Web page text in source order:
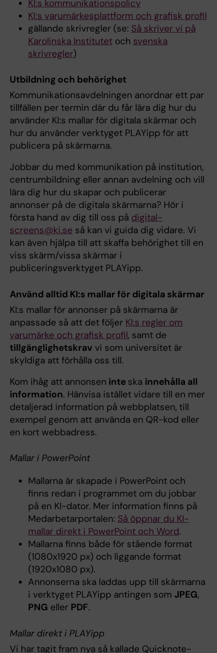
KI:s kommunikationspolicy
KI:s varumärkesplattform och grafisk profil
gällande skrivregler (se: Så skriver vi på
Karolinska Institutetoch svenska
skrivregler)
Utbildning och behörighet
Kommunikationsavdelningen anordnar ett par
tillfällen per termin där du får lära dig hur du
använder KI:s mallar för digitala skärmar och
hur du använder verktyget PLAYipp för att
publicera på skärmarna.
Jobbar du med kommunikation på institution,
centrumbildning eller annan avdelning och vill
lära dig hur du skapar och publicerar
annonser på de digitala skärmarna? Hör i
första hand av dig till oss på digital-
screens@ki.se så kan vi guida dig vidare. Vi
kan även hjälpa till att skaffa behörighet till en
viss skärm/vissa skärmar i
publiceringsverktyget PLAYipp.
Använd alltid KI:s mallar för digitala skärmar
KI:s mallar för annonser på skärmarna är
anpassade så att det följer KI:s regler om
varumärke och grafisk profil, samt de
tillgänglighetskrav vi som universitet är
skyldiga att förhålla oss till.
Kom ihåg att annonsen inte ska innehålla all
information. Hänvisa istället vidare till en mer
detaljerad information på webbplatsen, till
exempel genom att använda en QR-kod eller
en kort webbadress.
Mallar i PowerPoint
Mallarna är skapade i PowerPoint och
finns redan i programmet om du jobbar
på en KI-dator. Mer information finns på
Medarbetarportalen: Så öppnar du KI-
mallar direkt i PowerPoint och Word.
Mallarna finns både för stående format
(1080x1920 px) och liggande format
(1920x1080 px).
Annonserna ska laddas upp till skärmarna
i verktyget PLAYipp antingen som JPEG,
PNG eller PDF.
Mallar direkt i PLAYipp
Vi har tagit fram nya så kallade Quicknote-